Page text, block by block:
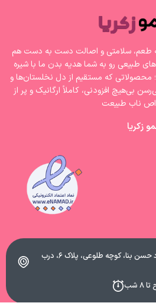
که طعم، سلامتی و اصالت دست به دست هم
طبیعی رو به شما هدیه بدن ما با شیره‌
محصولاتی که مستقیم از دل نخلستان‌ها و
بی‌هیچ افزودنی، کاملاً ارگانیک و پر از
ناب طبیعت
زکریا
آدرس ما : تهران، خیابان استاد حسن بنا، کوچه طلوعی، پلاک ۶، درب